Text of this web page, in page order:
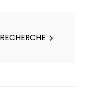
RECHERCHE